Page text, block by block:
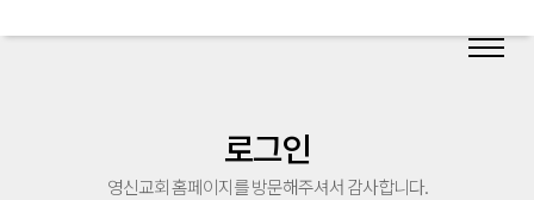
로그인
영신교회 홈페이지를 방문해주셔서 감사합니다.